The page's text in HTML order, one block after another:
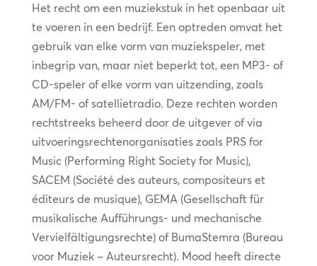
Het recht om een muziekstuk in het openbaar uit
te voeren in een bedrijf. Een optreden omvat het
gebruik van elke vorm van muziekspeler, met
inbegrip van, maar niet beperkt tot, een MP3- of
CD-speler of elke vorm van uitzending, zoals
AM/FM- of satellietradio. Deze rechten worden
rechtstreeks beheerd door de uitgever of via
uitvoeringsrechtenorganisaties zoals PRS for
Music (Performing Right Society for Music),
SACEM (Société des auteurs, compositeurs et
éditeurs de musique), GEMA (Gesellschaft für
musikalische Aufführungs- und mechanische
Vervielfältigungsrechte) of BumaStemra (Bureau
voor Muziek – Auteursrecht). Mood heeft directe